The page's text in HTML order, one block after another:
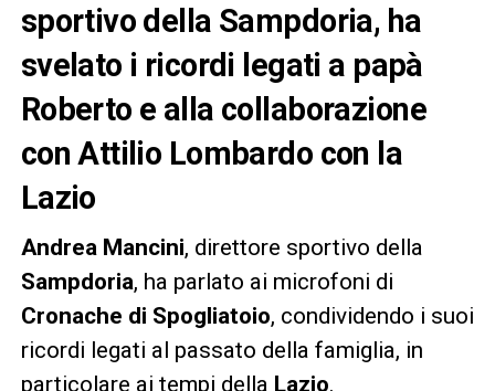
sportivo della Sampdoria, ha
svelato i ricordi legati a papà
Roberto e alla collaborazione
con Attilio Lombardo con la
Lazio
Andrea Mancini, direttore sportivo della
Sampdoria, ha parlato ai microfoni di
Cronache di Spogliatoio, condividendo i suoi
ricordi legati al passato della famiglia, in
particolare ai tempi della Lazio.